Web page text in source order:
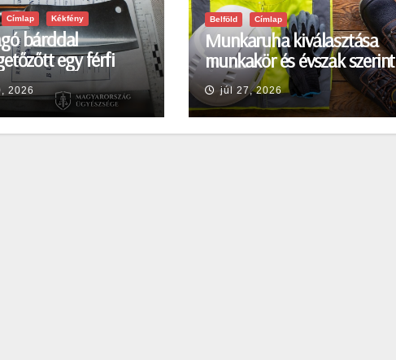
Címlap Kékfény
bárddal
egy férfi
2026
Belföld Címlap
Munkaruha kiválasztása
munkakör és évszak szerint
júl 27, 2026